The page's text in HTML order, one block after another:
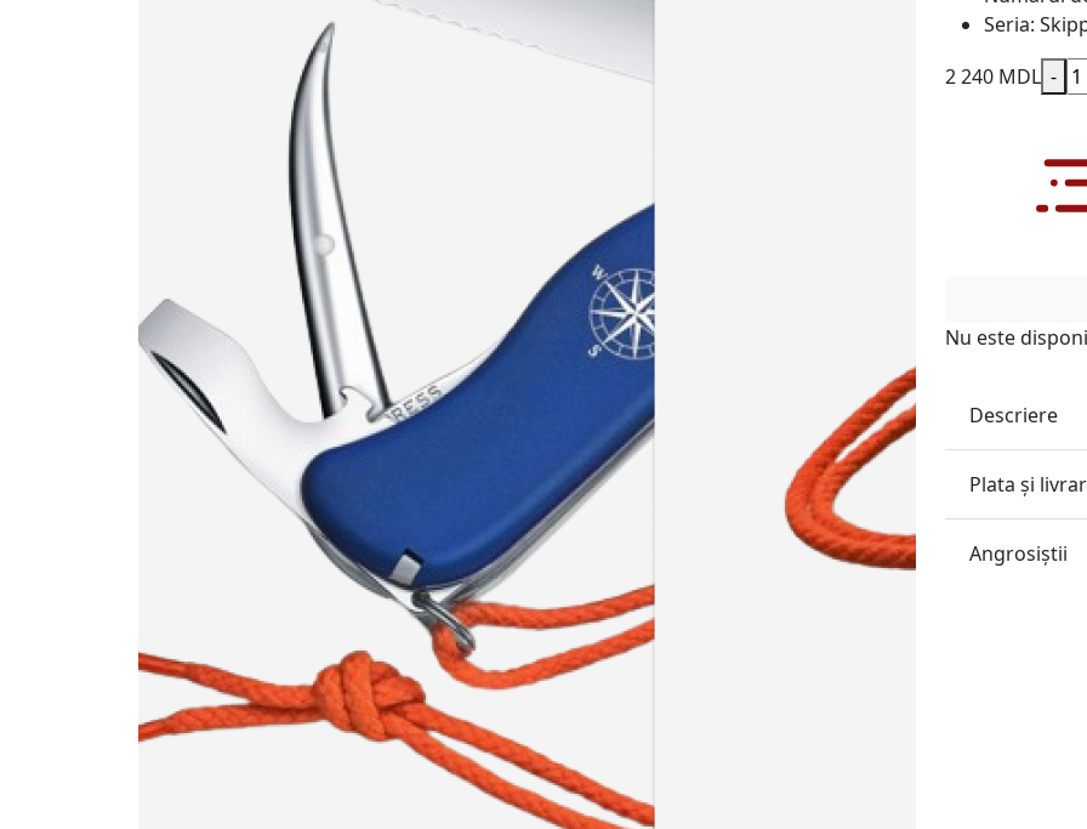
Seria:
2 240 MDL -
Nu este
Descriere
Plata și
Angrosiştii